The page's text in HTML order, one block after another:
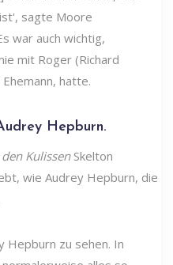
sagte Moore
war auch wichtig,
mit Roger (Richard
hatte.
Hepburn.
KulissenSkelton
wie Audrey Hepburn, die
Hepburn zu sehen. In